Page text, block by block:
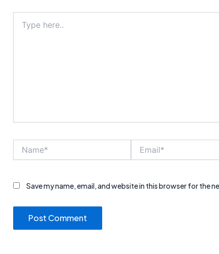
here..
Save my name, email, and website in this browser for the